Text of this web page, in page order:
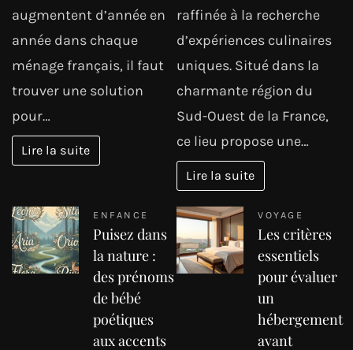
augmentent d’année en
année dans chaque
ménage français, il faut
trouver une solution
pour…
Lire la suite
raffinée à la recherche
d’expériences culinaires
uniques. Situé dans la
charmante région du
Sud-Ouest de la France,
ce lieu propose une…
Lire la suite
ENFANCE
Puisez dans
la nature :
des prénoms
de bébé
poétiques
aux accents
VOYAGE
Les critères
essentiels
pour évaluer
un
hébergement
avant